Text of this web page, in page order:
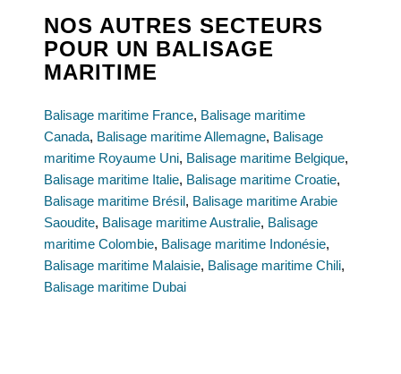
NOS AUTRES SECTEURS
POUR UN BALISAGE
MARITIME
Balisage maritime France, Balisage maritime
Canada, Balisage maritime Allemagne, Balisage
maritime Royaume Uni, Balisage maritime Belgique,
Balisage maritime Italie, Balisage maritime Croatie,
Balisage maritime Brésil, Balisage maritime Arabie
Saoudite, Balisage maritime Australie, Balisage
maritime Colombie, Balisage maritime Indonésie,
Balisage maritime Malaisie, Balisage maritime Chili,
Balisage maritime Dubai